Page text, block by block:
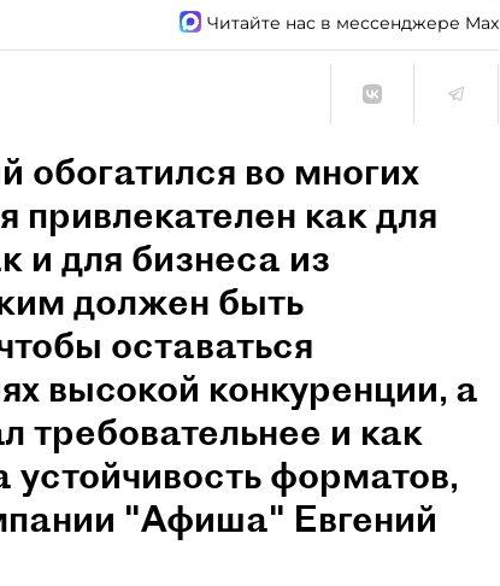
Читайте нас в мессенджере Max
обогатился во многих
привлекателен как для
и для бизнеса из
должен быть
оставаться
высокой конкуренции, а
требовательнее и как
устойчивость форматов,
"Афиша" Евгений